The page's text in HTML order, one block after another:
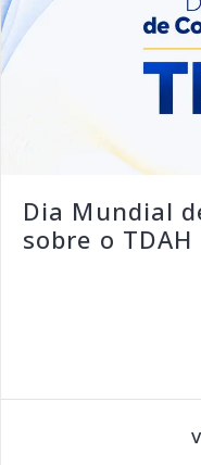
Dia Mundial
sobre o TDAH